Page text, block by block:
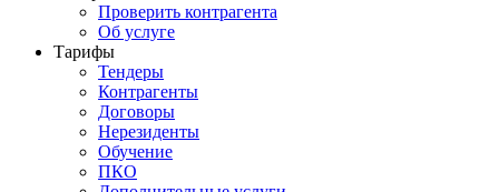
Проверить контрагента
Об услуге
Тарифы
Тендеры
Контрагенты
Договоры
Нерезиденты
Обучение
ПКО